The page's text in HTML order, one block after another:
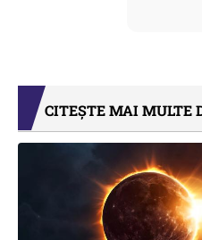
CITEȘTE MAI MULTE